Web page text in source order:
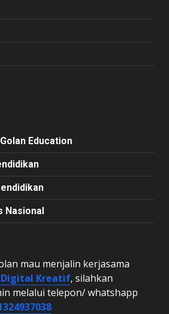
Education
Nasional
mau menjalin kerjasama
Digital Kreatif, silahkan
melalui telepon/ whatshapp